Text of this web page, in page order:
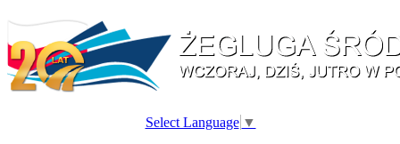
Select Language ▼